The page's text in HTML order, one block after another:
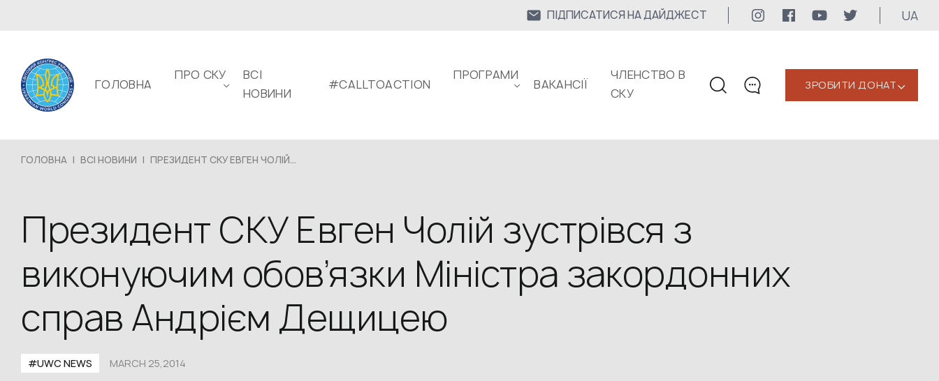
ПІДПИСАТИСЯ НА ДАЙДЖЕСТ UA
ГОЛОВНА
ПРО СКУ
ВСІ
НОВИНИ
#CALLTOACTION
ПРОГРАМИ
ВАКАНСІЇ
ЧЛЕНСТВО В
СКУ
КОНТАКТИ
Для медіа
24/7
uwc@ukrainianworldcongress.org
ЗРОБИТИ ДОНАТ‹
ГОЛОВНА | ВСІ НОВИНИ | ПРЕЗИДЕНТ СКУ ЕВГЕН ЧОЛІЙ...
Президент СКУ Евген Чолій зустрівся з
виконуючим обов’язки Міністра закордонних
справ Андрієм Дещицею
#UWC NEWS MARCH 25,2014